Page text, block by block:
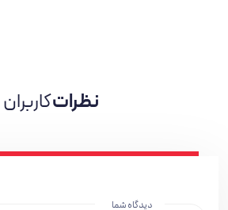
نظراتکاربران
دیدگاه شما